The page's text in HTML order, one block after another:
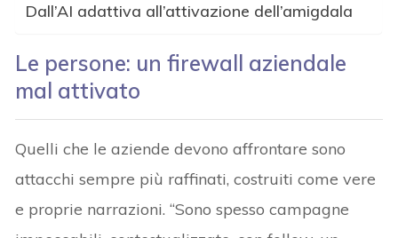
Dall’AI adattiva all’attivazione dell’amigdala
Le persone: un firewall aziendale
mal attivato
Quelli che le aziende devono affrontare sono
attacchi sempre più raffinati, costruiti come vere
e proprie narrazioni. “Sono spesso campagne